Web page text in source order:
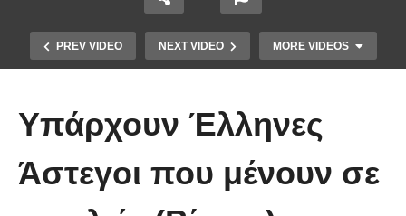
PREV VIDEO NEXT VIDEO MORE VIDEOS
Υπάρχουν Έλληνες
Άστεγοι που μένουν σε